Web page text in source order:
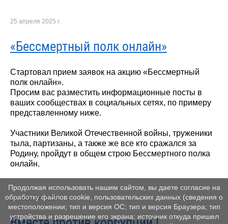
25 апреля 2025 г.
«Бессмертный полк онлайн»
Стартовал прием заявок на акцию «Бессмертный
полк онлайн».
Просим вас разместить информационные посты в
ваших сообществах в социальных сетях, по примеру
представленному ниже.
Участники Великой Отечественной войны, труженики
тыла, партизаны, а также же все кто сражался за
Родину, пройдут в общем строю Бессмертного полка
онлайн.
22 апреля 2025 г.
Продолжая использовать нашим сайтом, вы даете согласие на
обработку файлов cookie, пользовательских данных (сведения о
местоположении; тип и версия ОС; тип и версия Браузера; тип
устройства и разрешение его экрана; источник откуда пришел